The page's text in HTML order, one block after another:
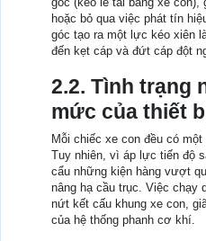
hoặc bỏ qua việc phát tín
góc tạo ra một lực kéo xiên
đến kẹt cáp và đứt cáp đột
2.2. Tình trạng
mức của thiết
Mỗi chiếc xe con đều có
Tuy nhiên, vì áp lực tiến độ
cẩu những kiện hàng vượt
nâng hạ cầu trục. Việc chạy
nứt kết cấu khung xe con,
của hệ thống phanh cơ khí.